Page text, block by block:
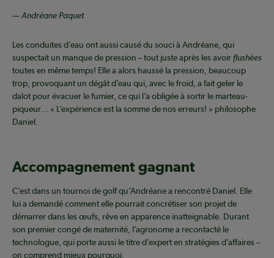
— Andréane Paquet
Les conduites d’eau ont aussi causé du souci à Andréane, qui
suspectait un manque de pression – tout juste après les avoir flushées
toutes en même temps! Elle a alors haussé la pression, beaucoup
trop, provoquant un dégât d’eau qui, avec le froid, a fait geler le
dalot pour évacuer le fumier, ce qui l’a obligée à sortir le marteau-
piqueur… « L’expérience est la somme de nos erreurs! » philosophe
Daniel.
Accompagnement gagnant
C’est dans un tournoi de golf qu’Andréane a rencontré Daniel. Elle
lui a demandé comment elle pourrait concrétiser son projet de
démarrer dans les œufs, rêve en apparence inatteignable. Durant
son premier congé de maternité, l’agronome a recontacté le
technologue, qui porte aussi le titre d’expert en stratégies d’affaires –
on comprend mieux pourquoi.